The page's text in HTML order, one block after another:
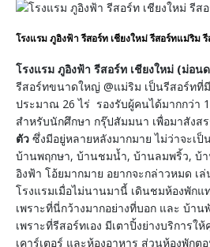
โรงแรม ภูอิงฟ้า รีสอร์ท เชียงใหม่ รีสอร์ทแม่ริม
โรงแรม ภูอิงฟ้า รีสอร์ท เชียงใหม่ (ม่อน
รีสอร์ทขนาดใหญ่ @แม่ริม เป็นรีสอร์ท
ประมาณ 26 ไร่ รองรับผู้คนได้มากกว่า
สำหรับนักศึกษา กรุ๊ปสัมมนา เพื่อมาสังส
ตัว ซึ่งมีอยู่หลายหลังมากมาย ไม่ว่าจะเ
บ้านพฤกษา, บ้านชมน้ำ, บ้านลมพริ้ว, บ้
อิงฟ้า โอ้ยมากมาย อยากจะกล่าวหมด เล่
โรงแรมเมื่อไม่นานมานี้ เดินชมห้องพัก
เพราะที่นี่กว้างมากอย่างที่บอก และ บ้าน
เพราะที่รีสอร์ทเอง มีเตาปิ้งย่างบริการ
เคาร์เตอร์ และห้องอาหาร ส่วนห้องพัก